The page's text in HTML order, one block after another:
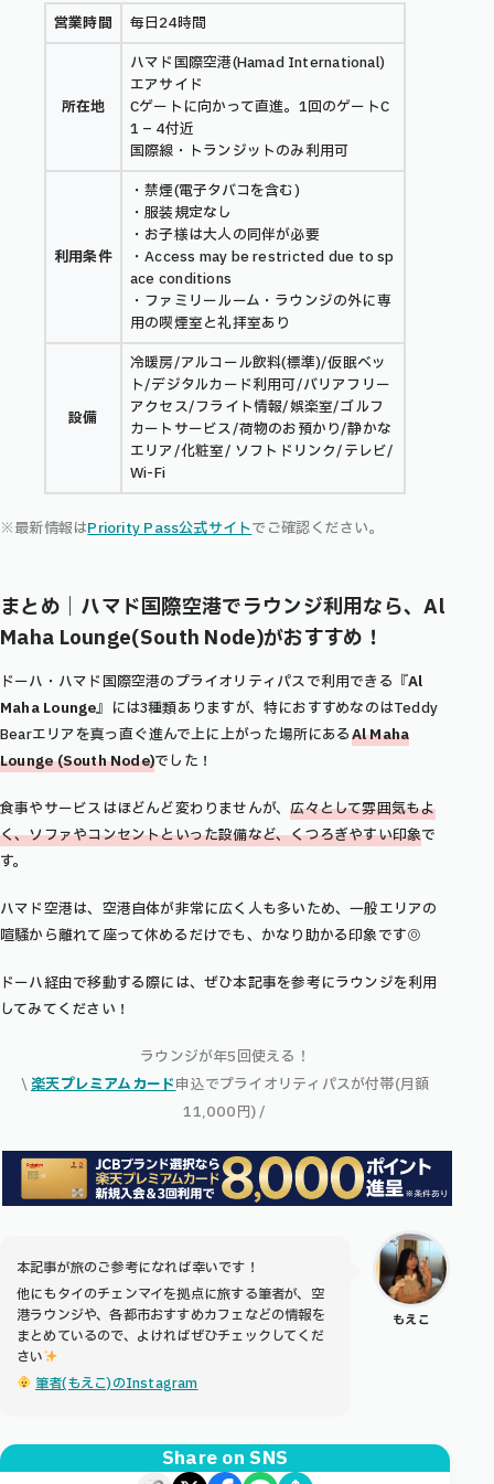
営業時間 毎日24時間
所在地
ハマド国際空港(Hamad International)
エアサイド
Cゲートに向かって直進。1回のゲートC
1 – 4付近
国際線・トランジットのみ利用可
利用条件
・禁煙(電子タバコを含む)
・服装規定なし
・お子様は大人の同伴が必要
・Access may be restricted due to sp
ace conditions
・ファミリールーム・ラウンジの外に専
用の喫煙室と礼拝室あり
設備
冷暖房/アルコール飲料(標準)/仮眠ベッ
ト/デジタルカード利用可/バリアフリー
アクセス/フライト情報/娯楽室/ゴルフ
カートサービス/荷物のお預かり/静かな
エリア/化粧室/ ソフトドリンク/テレビ/
Wi-Fi
※最新情報はPriority Pass公式サイトでご確認ください。
まとめ｜ハマド国際空港でラウンジ利用なら、Al
Maha Lounge(South Node)がおすすめ！
ドーハ・ハマド国際空港のプライオリティパスで利用できる『Al
Maha Lounge』には3種類ありますが、特におすすめなのはTeddy
Bearエリアを真っ直ぐ進んで上に上がった場所にあるAl Maha
Lounge (South Node)でした！
食事やサービスはほどんど変わりませんが、広々として雰囲気もよ
く、ソファやコンセントといった設備など、くつろぎやすい印象で
す。
ハマド空港は、空港自体が非常に広く人も多いため、一般エリアの
喧騒から離れて座って休めるだけでも、かなり助かる印象です◎
ドーハ経由で移動する際には、ぜひ本記事を参考にラウンジを利用
してみてください！
ラウンジが年5回使える！
\楽天プレミアムカード申込でプライオリティパスが付帯(月額
11,000円) /
もえこ
本記事が旅のご参考になれば幸いです！
他にもタイのチェンマイを拠点に旅する筆者が、空
港ラウンジや、各都市おすすめカフェなどの情報を
まとめているので、よければぜひチェックしてくだ
さい
筆者(もえこ)のInstagram
Share on SNS